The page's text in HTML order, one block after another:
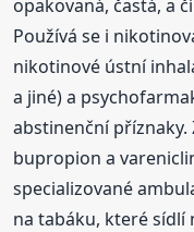
opakovaná, častá, a
Používá se i
nikotinové ústní
a jiné) a
abstinenční
bupropion a
specializované
na tabáku, které sídlí